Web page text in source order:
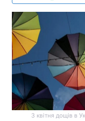
3 квітня дощів в